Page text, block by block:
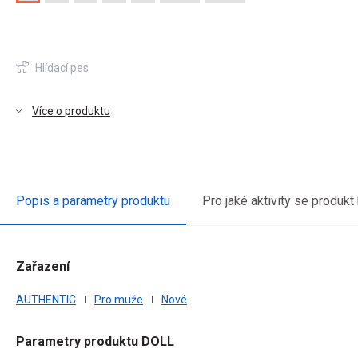
Hlídací pes
Více o produktu
Popis a parametry produktu Pro jaké aktivity se produkt
Zařazení
AUTHENTIC Pro muže Nové
Parametry produktu DOLL